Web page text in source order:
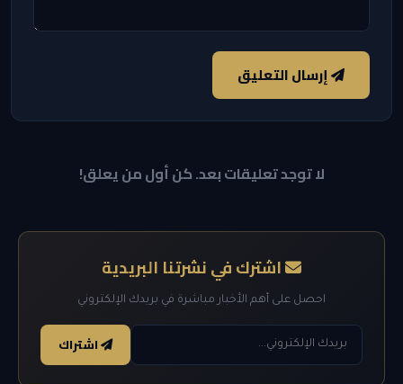
إرسال التعليق
لا توجد تعليقات بعد. كن أول من يعلق!
اشترك في نشرتنا البريدية
احصل على أهم الأخبار مباشرة في بريدك الإلكتروني
اشتراك